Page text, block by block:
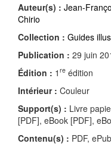
Auteur(s) : Jean-
Chirio
Collection : Guides
Publication : 29 juin
Édition : 1 re édition
Intérieur : Couleur
Support(s) : Livre
[PDF], eBook [PDF],
Contenu(s) : PDF, ePub